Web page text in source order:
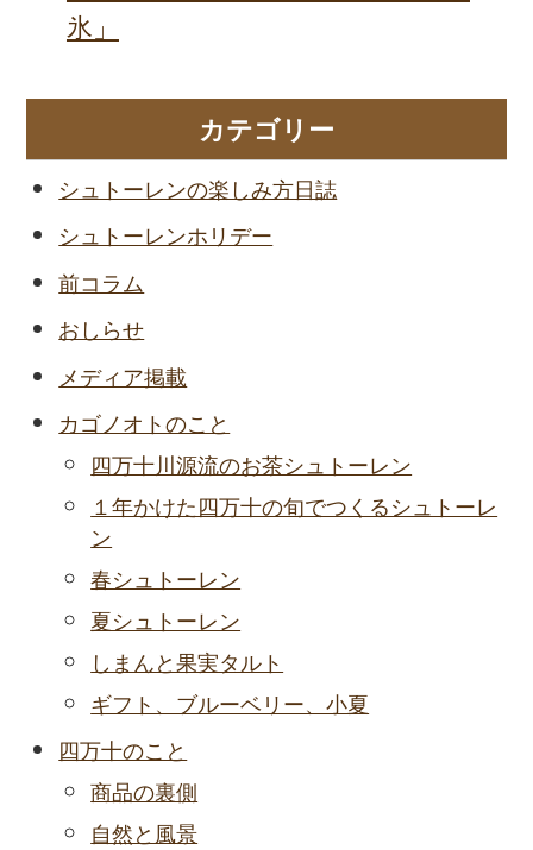
氷」
カテゴリー
シュトーレンの楽しみ方日誌
シュトーレンホリデー
前コラム
おしらせ
メディア掲載
カゴノオトのこと
四万十川源流のお茶シュトーレン
１年かけた四万十の旬でつくるシュトーレ
ン
春シュトーレン
夏シュトーレン
しまんと果実タルト
ギフト、ブルーベリー、小夏
四万十のこと
商品の裏側
自然と風景